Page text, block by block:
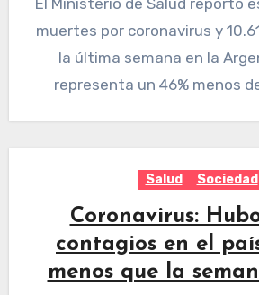
El Ministerio de Salud reportó este domingo 57
muertes por coronavirus y
la última semana en la
representa un 46% menos
Salud Sociedad
Coronavirus:
contagios en el
menos que la